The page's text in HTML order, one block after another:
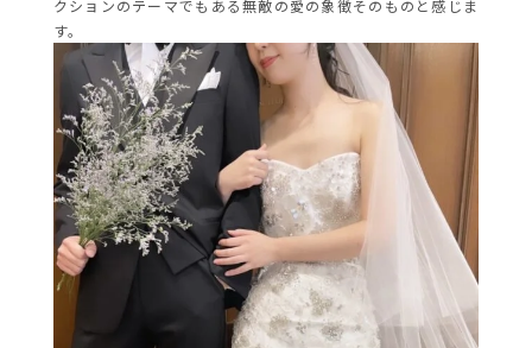
クションのテーマでもある無敵の愛の象徴そのものと感じま
す。